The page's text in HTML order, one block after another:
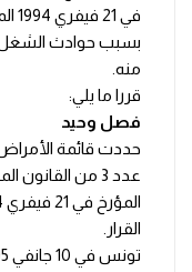
منه.
قررا ما يلي:
فصل وحيد
حددت قائمة
القرار.
تونس في 10 جانفي 1995.